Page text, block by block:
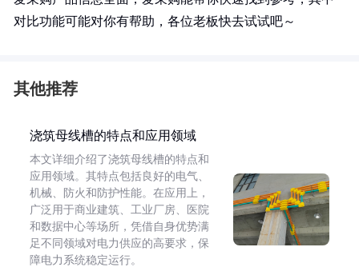
对比功能可能对你有帮助，各位老板快去试试吧～
其他推荐
浇筑母线槽的特点和应用领域
本文详细介绍了浇筑母线槽的特点和
应用领域。其特点包括良好的电气、
机械、防火和防护性能。在应用上，
广泛用于商业建筑、工业厂房、医院
和数据中心等场所，凭借自身优势满
足不同领域对电力供应的高要求，保
障电力系统稳定运行。